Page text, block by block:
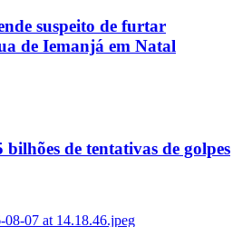
suspeito de furtar
de Iemanjá em Natal
de tentativas de golpes